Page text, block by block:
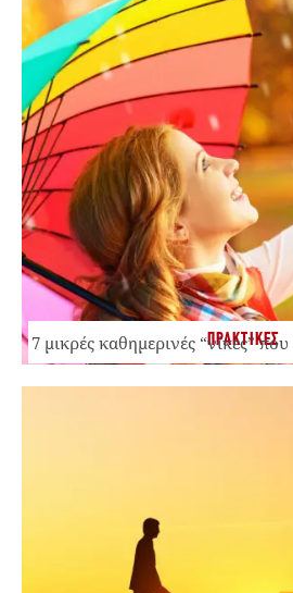
ΠΡΑΚΤΙΚΕΣ
7 μικρές καθημερινές “νίκες”